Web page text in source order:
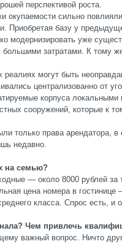
перспективой роста.
окупаемости сильно
Приобретая базу у
модернизировать уже
большими затратами. К тому
реалиях могут быть
централизованно от
корпуса
сооружений, которые к
только права арендатора,
недавно.
на семью?
— около 8000 рублей за
цена номера в
класса. Спрос есть, и
Чем привлечь
важный вопрос. Ничто